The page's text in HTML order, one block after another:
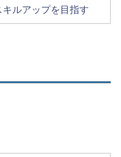
ルアップを目指す